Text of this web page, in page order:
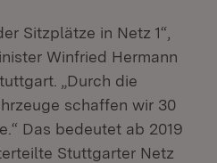
Sitzplätze in Netz 1“,
Winfried Hermann
„Durch die
schaffen wir 30
Das bedeutet ab 2019
Stuttgarter Netz